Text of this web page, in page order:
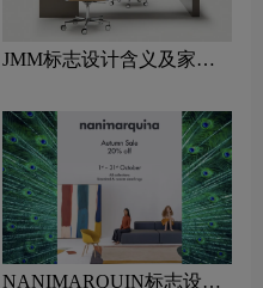
JMM标志设计含义及家具
NANIMARQUIN标志设计